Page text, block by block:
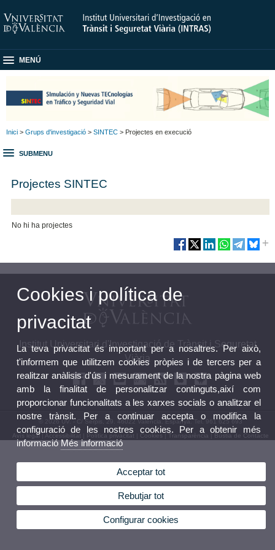
MENÚ
Inici > Grups d'investigació > SINTEC > Projectes en execució
SUBMENU
Projectes SINTEC
No hi ha projectes
Institut Universitari d'Investigació de Trànsit i Seguretat
Viària
© 2026 UV. - C/ Serpis, 29. 46022 València. Espanya. Tel. 961 625 693
Avís legal| Accessibilitat Política privacitat Cookies Transparència Bùstia de Contacte
Cookies i política de
privacitat
La teva privacitat és important per a nosaltres. Per això,
t'informem que utilitzem cookies pròpies i de tercers per a
realitzar anàlisis d'ús i mesurament de la nostra pàgina web
amb la finalitat de personalitzar continguts,així com
proporcionar funcionalitats a les xarxes socials o analitzar el
nostre trànsit. Per a continuar accepta o modifica la
configuració de les nostres cookies. Per a obtenir més
informacióMés informació
Acceptar tot
Rebutjar tot
Configurar cookies